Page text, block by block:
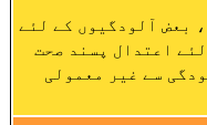
بعض آلودگیوں کے لئے
اعتدال پسند صحت
سے غیر معمولی